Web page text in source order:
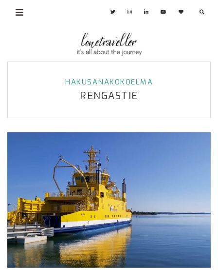
HAKUSANAKOKOELMA
RENGASTIE